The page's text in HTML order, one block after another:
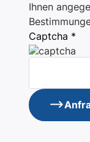
Ihnen
Captcha *